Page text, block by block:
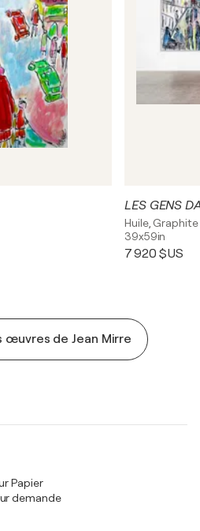
LES GENS
Huile,
39x59in
7 920 $US
œuvres de Jean Mirre
Papier
demande